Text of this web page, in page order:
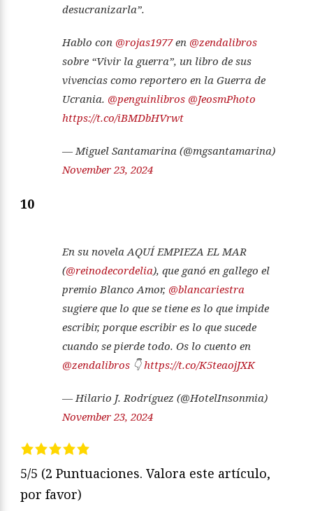
desucranizarla”.
Hablo con @rojas1977en @zendalibros
sobre “Vivir la guerra”, un libro de sus
vivencias como reportero en la Guerra de
Ucrania. @penguinlibros @JeosmPhoto
https://t.co/iBMDbHVrwt
— Miguel Santamarina (@mgsantamarina)
November 23, 2024
10
En su novela AQUÍ EMPIEZA EL MAR
(@reinodecordelia), que ganó en gallego el
premio Blanco Amor, @blancariestra
sugiere que lo que se tiene es lo que impide
escribir, porque escribir es lo que sucede
cuando se pierde todo. Os lo cuento en
@zendalibros 👇https://t.co/K5teaojJXK
— Hilario J. Rodríguez (@HotelInsonmia)
November 23, 2024
5/5 (2 Puntuaciones. Valora este artículo,
por favor)